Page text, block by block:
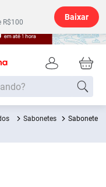
R$100
Baixar
Sabonetes
Sabonete